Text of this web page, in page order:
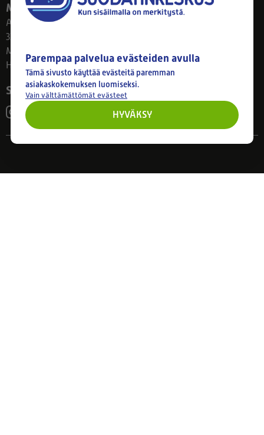
Myymälä
Ahlmanintie 61
33800 Tampere
Ma–Pe 8–17
Huom! Myymälän poikkeusaukiolot: 27.7.-21.8. klo 8-16
Seuraa meitä
Parempaa palvelua evästeiden avulla
Tämä sivusto käyttää evästeitä paremman
asiakaskokemuksen luomiseksi.
Vain välttämättömät evästeet
HYVÄKSY